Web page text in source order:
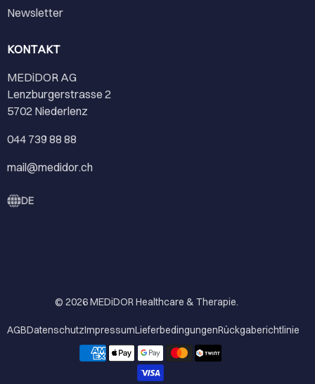
Newsletter
KONTAKT
MEDiDOR AG
Lenzburgerstrasse 2
5702 Niederlenz
044 739 88 88
mail@medidor.ch
DE
© 2026MEDiDOR Healthcare & Therapie.
AGBDatenschutzImpressumLieferbedingungenRückgaberichtlinie